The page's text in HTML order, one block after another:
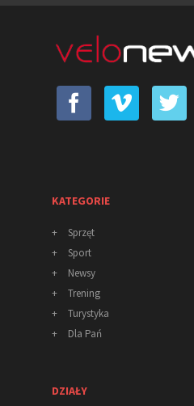
KATEGORIE
+
Sprzęt
+
Sport
+
Newsy
+
Trening
+
Turystyka
+
Dla Pań
DZIAŁY